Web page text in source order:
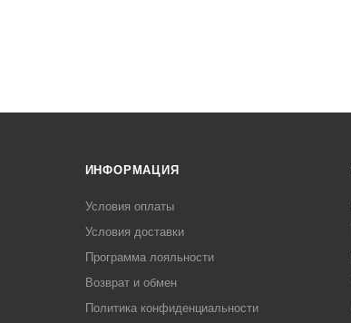
ИНФОРМАЦИЯ
Условия оплаты
Условия доставки
Программа лояльности
Возврат и обмен
Политика конфиденциальности